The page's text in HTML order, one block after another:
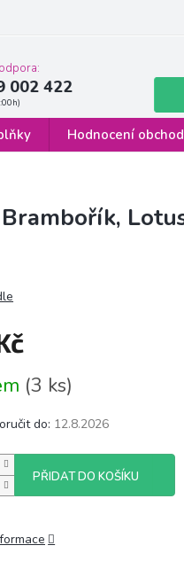
Formulář pro
002 422
Hodnocení
(3 ks)
do: 12.8.2026
PŘIDAT DO KOŠÍKU